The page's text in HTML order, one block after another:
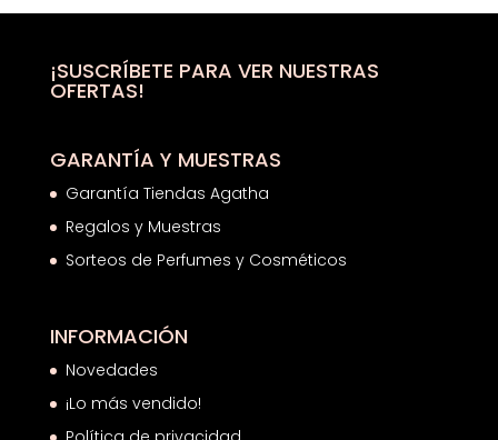
¡SUSCRÍBETE PARA VER NUESTRAS
OFERTAS!
GARANTÍA Y MUESTRAS
Garantía Tiendas Agatha
Regalos y Muestras
Sorteos de Perfumes y Cosméticos
INFORMACIÓN
Novedades
¡Lo más vendido!